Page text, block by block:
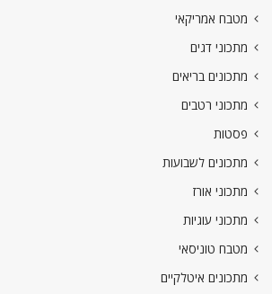
מטבח אמריקאי
מתכוני דגים
מתכונים בריאים
מתכוני רטבים
פסטות
מתכונים לשבועות
מתכוני אורז
מתכוני עוגיות
מטבח טוניסאי
מתכונים איטלקיים